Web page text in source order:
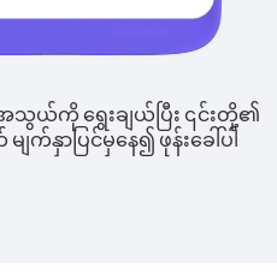
ယ်ကို ရွေးချယ်ပြီး ၎င်းတို့၏
နှာပြင်မှနေ၍ ဖုန်းခေါ်ပါ